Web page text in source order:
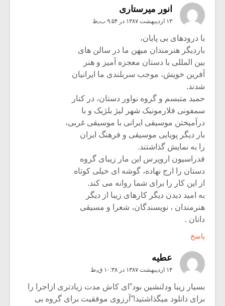
انور میرستاری
۱۳ اردیبهشت ۱۳۸۷ در ۹:۵۴ ب٫ظ
با درودهای بی پایان،
باردیگر هنرمندان میهن ما در سالن های
بین المللی با دستان معجزه آمیز و هنر
آفرین خویش، موجب سربلندی ما ایرانیان
شدند.
حمید متبسم و گروه نواور دستان، در کنار
سمفونی فلارمونیک شهر لیژ بلژیک و با
درآمیختن موسیقی ایرانی با موسیقی غربی،
بار دیگر پویایی موسیقی و فرهنگ ایران
را به نمایش گذاشتند.
فدراسیون اروپرس این مار زیبای گروه
دستان را ارج نهاده، گوشه ای خیلی کوتاه
از این کار را برای شما روانه می کند.
به امید دیدن دیگر کارهای زیبا از دیگر
هنرمندان ، نویسندگان، شعرا و مسیقی
دانان .
پاسخ
عطیه
۱۴ اردیبهشت ۱۳۸۷ در ۱۰:۳۸ ق٫ظ
بسیار زیبا ودلنشین بود”ای کاش مدت زیادتری ازاجرا را
برای دانلود میگذاشتید!”آرزوی موفقیت برای گروه بی